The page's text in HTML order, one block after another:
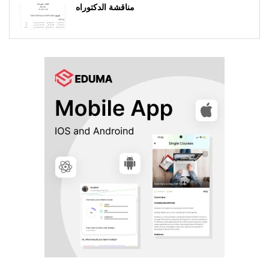
مناقشة الدكتوراه